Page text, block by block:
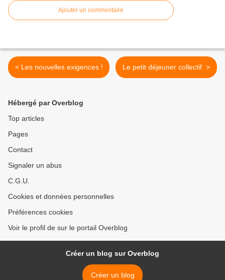
Ajouter un commentaire
< Les nouvelles exigences ! Le petit déjeuner collectif. >
Hébergé par Overblog
Top articles
Pages
Contact
Signaler un abus
C.G.U.
Cookies et données personnelles
Préférences cookies
Voir le profil de sur le portail Overblog
Créer un blog sur Overblog
Créer un blog